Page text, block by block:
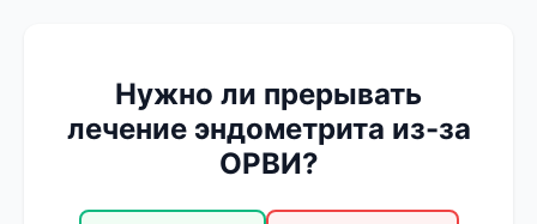
Нужно ли прерывать
лечение эндометрита из-за
ОРВИ?